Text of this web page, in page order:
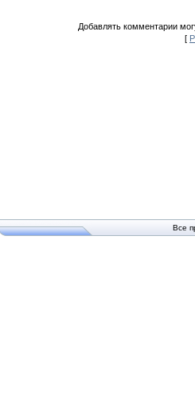
Добавлять комментарии
[
Все